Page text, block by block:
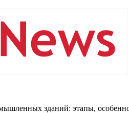
зданий: этапы,